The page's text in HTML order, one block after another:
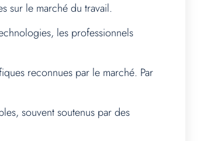
sur le marché du travail.
les professionnels
reconnues par le marché. Par
souvent soutenus par des